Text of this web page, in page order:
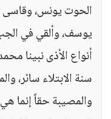
الحوت يونس،
يوسف، وألقي في
أنواع الأذى نبينا
سنة الابتلاء سائر،
والمصيبة حقاً إنما